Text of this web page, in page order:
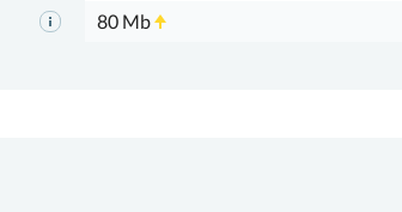
80 Mb